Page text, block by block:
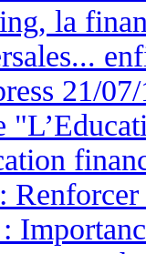
la
21/
Renforcer
: